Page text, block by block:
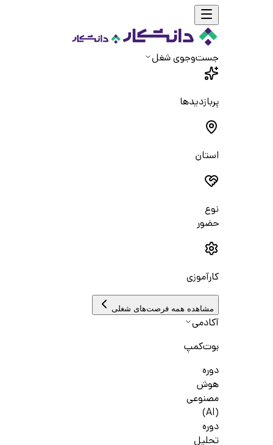
جست‌و‌جوی شغل
پربازدیدها
استان
نوع
حضور
کارآموزی
مشاهده همه فرصت‌های شغلی
آکادمی
بوت‌کمپ
دوره
هوش
مصنوعی
(AI)
دوره
تحلیل